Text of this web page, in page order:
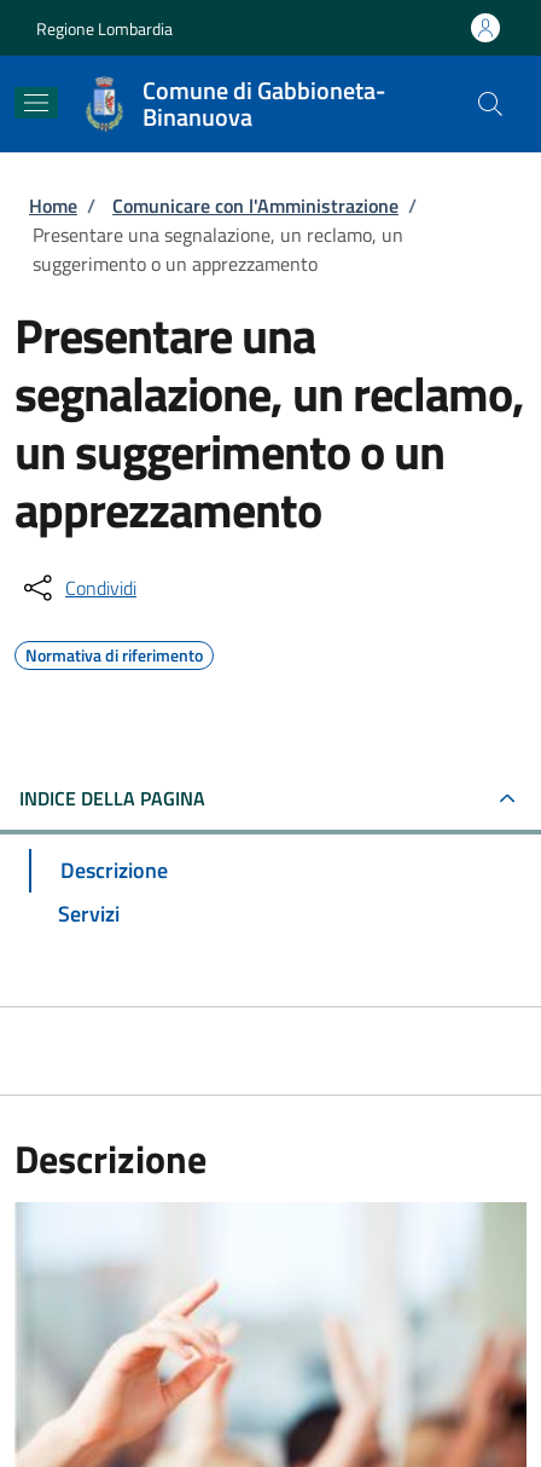
Regione Lombardia
Comune di Gabbioneta-
Binanuova
Briciole di pane
Home / Comunicare con l'Amministrazione /
Presentare una segnalazione, un reclamo, un
suggerimento o un apprezzamento
Presentare una
segnalazione, un reclamo,
un suggerimento o un
apprezzamento
Condividi
Normativa di riferimento
INDICE DELLA PAGINA
Descrizione
Servizi
Descrizione